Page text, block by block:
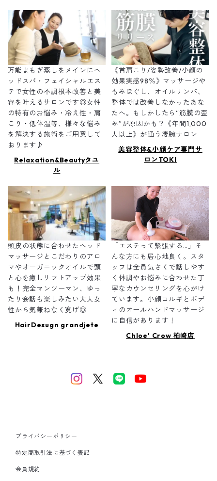
万能よもぎ蒸しをメインにヘ
ッドスパ・フェイシャルエス
テで女性の不調根本改善と美
容を叶えるサロンです◎女性
の特有のお悩み・冷え性・肩
こり・低体温等、様々な悩み
を解決する施術をご用意して
おります♪
Relaxation&Beautyタユ
ル
《首肩こり/姿勢改善/小顔の
効果実感98％》マッサージや
もみほぐし、オイルリンパ、
整体では改善しなかったあな
たへ。もしかしたら“筋膜の歪
み”が原因かも？《年間1,000
人以上》が通う凄腕サロン
美容整体&小顔ケア専門サ
ロンTOKI
頭皮の状態に合わせたヘッド
マッサージとこだわりのアロ
マやオーガニックオイルで頭
と心を癒しリフトアップ効果
も！完全マンツーマン、ゆっ
たり会話も楽しみたい大人女
性から気兼ねなく寛げ◎
HairDesugn grandjete
「エステって緊張する…」そ
んな方にも居心地良く。スタ
ッフは全員気さくで話しやす
く体調やお悩みに合わせた丁
寧なカウンセリングを心がけ
ています。小顔コルギとボデ
ィのオールハンドマッサージ
に自信があります！
Chloe' Crow 柏崎店
プライバシーポリシー
特定商取引法に基づく表記
会員規約